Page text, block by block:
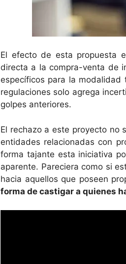
El efecto de esta propuesta
directa a la compra-venta de
específicos para la
regulaciones solo agrega
golpes anteriores.
El rechazo a este proyecto no
entidades relacionadas con
forma tajante esta iniciativa
aparente. Pareciera como si
hacia aquellos que poseen
forma de castigar a quienes